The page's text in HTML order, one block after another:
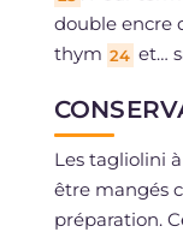
double encre
thym 24 et…
Les tagliolini
être mangés
préparation.